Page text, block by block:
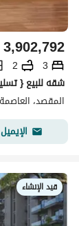
3,902,792
3
2
المقصد،
الإيميل
قيد الإنشاء